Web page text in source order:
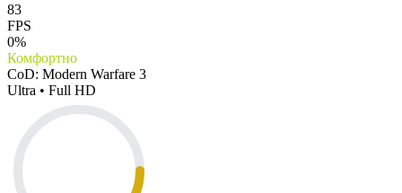
83
FPS
0%
Комфортно
CoD: Modern Warfare 3
Ultra • Full HD